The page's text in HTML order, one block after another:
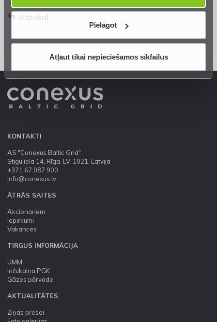
Pielāgot
Atļaut tikai nepieciešamos sīkfailus
Atpakaļ
KONTAKTI
AS "Conexus Baltic Grid"
Stigu iela 14, Rīga, LV-1021, Latvija
+371 67 087 900
info@conexus.lv
ĀTRĀS SAITES
Akcionāriem
Iepirkumi
Vakances
TIRGUS INFORMĀCIJA
UMM
Inčukalna PGK
Gāzes pārvade
AKTUALITĀTES
Ziņas presei